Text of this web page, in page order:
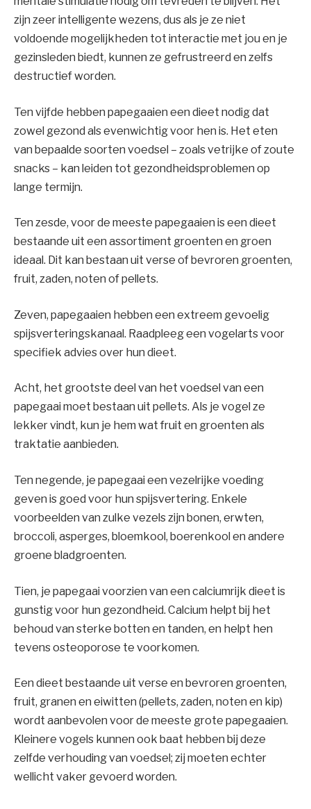
zijn zeer intelligente wezens, dus als je ze niet
voldoende mogelijkheden tot interactie met jou en je
gezinsleden biedt, kunnen ze gefrustreerd en zelfs
destructief worden.
Ten vijfde hebben papegaaien een dieet nodig dat
zowel gezond als evenwichtig voor hen is. Het eten
van bepaalde soorten voedsel – zoals vetrijke of zoute
snacks – kan leiden tot gezondheidsproblemen op
lange termijn.
Ten zesde, voor de meeste papegaaien is een dieet
bestaande uit een assortiment groenten en groen
ideaal. Dit kan bestaan uit verse of bevroren groenten,
fruit, zaden, noten of pellets.
Zeven, papegaaien hebben een extreem gevoelig
spijsverteringskanaal. Raadpleeg een vogelarts voor
specifiek advies over hun dieet.
Acht, het grootste deel van het voedsel van een
papegaai moet bestaan uit pellets. Als je vogel ze
lekker vindt, kun je hem wat fruit en groenten als
traktatie aanbieden.
Ten negende, je papegaai een vezelrijke voeding
geven is goed voor hun spijsvertering. Enkele
voorbeelden van zulke vezels zijn bonen, erwten,
broccoli, asperges, bloemkool, boerenkool en andere
groene bladgroenten.
Tien, je papegaai voorzien van een calciumrijk dieet is
gunstig voor hun gezondheid. Calcium helpt bij het
behoud van sterke botten en tanden, en helpt hen
tevens osteoporose te voorkomen.
Een dieet bestaande uit verse en bevroren groenten,
fruit, granen en eiwitten (pellets, zaden, noten en kip)
wordt aanbevolen voor de meeste grote papegaaien.
Kleinere vogels kunnen ook baat hebben bij deze
zelfde verhouding van voedsel; zij moeten echter
wellicht vaker gevoerd worden.